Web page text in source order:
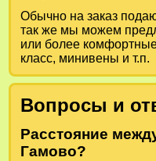
Обычно на заказ
так же мы можем
или более
класс, минивены и т.п.
Вопросы и
Расстояние
Гамово?